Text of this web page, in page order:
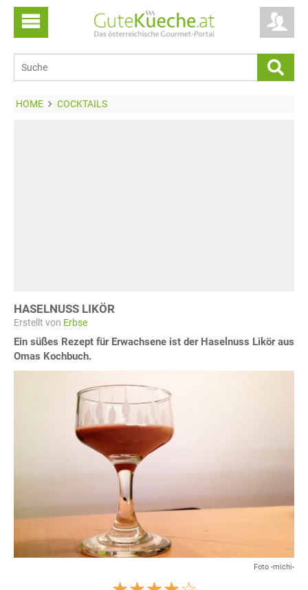
HOME COCKTAILS
HASELNUSS LIKÖR
Erstellt von Erbse
Ein süßes Rezept für Erwachsene ist der Haselnuss Likör aus
Omas Kochbuch.
Foto -michi-